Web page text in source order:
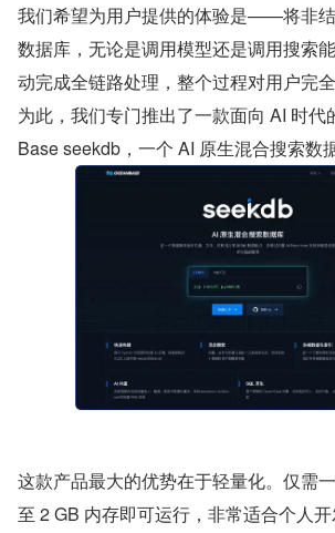
我们希望为用户提供的体验是——将非
数据库，无论是调用模型还是调用搜索
动完成全链路处理，整个过程对用户完全
为此，我们专门推出了一款面向 AI 时
Base seekdb，一个 AI 原生混合搜索数据
这款产品最大的优势在于轻量化。仅需
至 2 GB 内存即可运行，非常适合个人